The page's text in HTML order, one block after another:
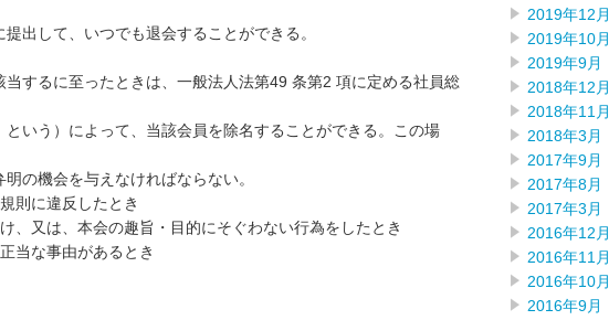
出して、いつでも退会することができる。
当するに至ったときは、一般法人法第49 条第2 項に定める社員総
いう）によって、当該会員を除名することができる。この場
の機会を与えなければならない。
則に違反したとき
、又は、本会の趣旨・目的にそぐわない行為をしたとき
当な事由があるとき
2019年12月
2019年10月
2019年9月
2018年12月
2018年11月
2018年3月
2017年9月
2017年8月
2017年3月
2016年12月
2016年11月
2016年10月
2016年9月